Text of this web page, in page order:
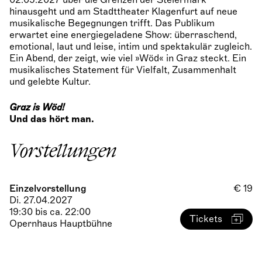
hinausgeht und am Stadttheater Klagenfurt auf neue
musikalische Begegnungen trifft. Das Publikum
erwartet eine energiegeladene Show: überraschend,
emotional, laut und leise, intim und spektakulär zugleich.
Ein Abend, der zeigt, wie viel »Wöd« in Graz steckt. Ein
musikalisches Statement für Vielfalt, Zusammenhalt
und gelebte Kultur.
Graz is Wöd!
Und das hört man.
Vorstellungen
Einzelvorstellung
Di. 27.04.2027
19:30 bis ca. 22:00
Opernhaus Hauptbühne
€ 19
Tickets